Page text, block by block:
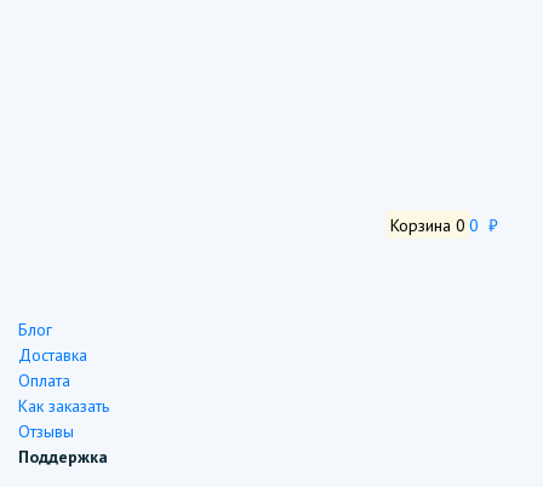
Корзина 0 0 ₽
Блог
Доставка
Оплата
Как заказать
Отзывы
Поддержка